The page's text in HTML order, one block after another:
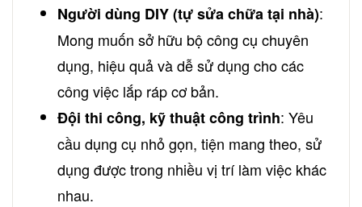
Người dùng DIY (tự sửa chữa tại nhà):
Mong muốn sở hữu bộ công cụ chuyên
dụng, hiệu quả và dễ sử dụng cho các
công việc lắp ráp cơ bản.
Đội thi công, kỹ thuật công trình: Yêu
cầu dụng cụ nhỏ gọn, tiện mang theo, sử
dụng được trong nhiều vị trí làm việc khác
nhau.